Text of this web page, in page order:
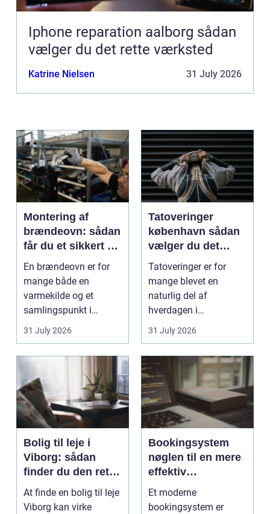
Iphone reparation aalborg sådan
vælger du det rette værksted
Katrine Nielsen 31 July 2026
Montering af
brændeovn: sådan
får du et sikkert og
smukt resultat
En brændeovn er for
mange både en
varmekilde og et
samlingspunkt i
hjemmet. Flammerne
31 July 2026
Tatoveringer
københavn sådan
vælger du det
rigtige studie
Tatoveringer er for
mange blevet en
naturlig del af
hverdagen i
København. Byen er
fyldt med dygtige...
31 July 2026
Bolig til leje i
Viborg: sådan
finder du den rette
lejlighed
At finde en bolig til leje
Viborg kan virke
Bookingsystem
nøglen til en mere
effektiv
klinikhverdag
Et moderne
bookingsystem er